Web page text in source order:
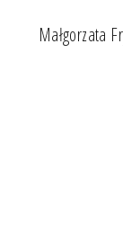
Małgorzata